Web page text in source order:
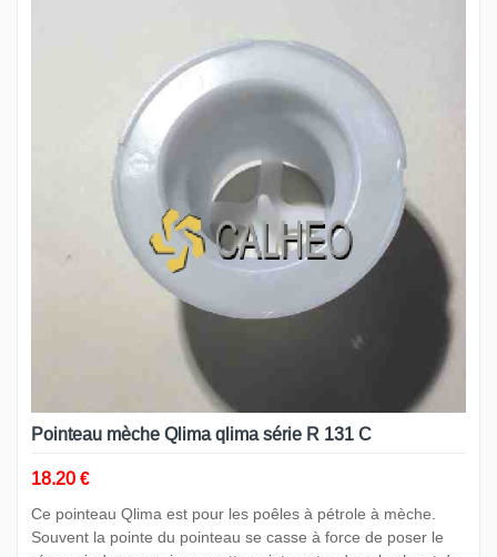
Pointeau mèche Qlima qlima série R 131 C
18.20 €
Ce pointeau Qlima est pour les poêles à pétrole à mèche.
Souvent la pointe du pointeau se casse à force de poser le